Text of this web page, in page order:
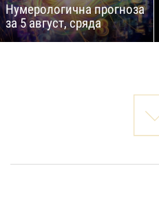
Нумерологична прогноза
за 5 август, сряда